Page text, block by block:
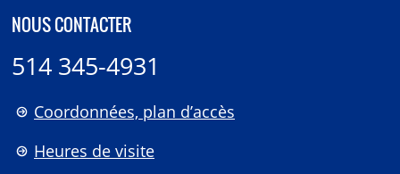
NOUS CONTACTER
514 345-4931
Coordonnées, plan d’accès
Heures de visite